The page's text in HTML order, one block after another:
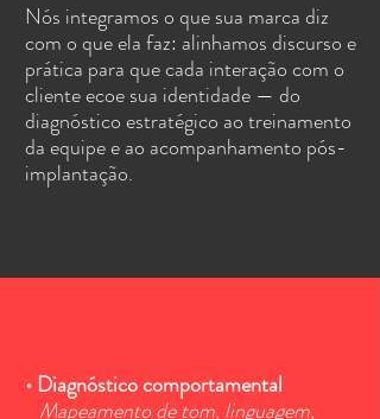
Nós integramos o que sua marca diz
com o que ela faz: alinhamos discurso e
prática para que cada interação com o
cliente ecoe sua identidade — do
diagnóstico estratégico ao treinamento
da equipe e ao acompanhamento pós-
implantação.
• Diagnóstico comportamental
Mapeamento de tom, linguagem,